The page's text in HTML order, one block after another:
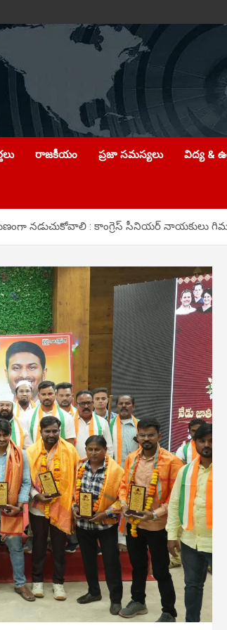
రాజకీయం ప్రజా సమస్యలు విద్య &
న‌డుచుకోవాలి : కాంగ్రెస్ సీనియ‌ర్ నాయ‌కులు